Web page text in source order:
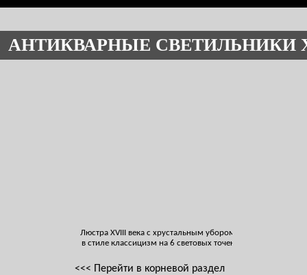
АНТИКВАРНЫЕ СВЕТИЛЬНИКИ
Люстра XVIII века с хрустальным убором
в стиле классицизм на 6 световых точек
<<< Перейти в корневой раздел